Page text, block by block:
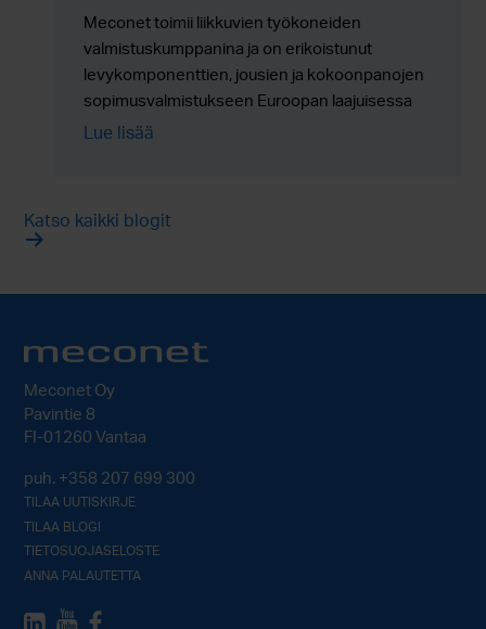
Meconet toimii liikkuvien työkoneiden
valmistuskumppanina ja on erikoistunut
levykomponenttien, jousien ja kokoonpanojen
sopimusvalmistukseen Euroopan laajuisessa
sarjatuotannossa.
Lue lisää
Katso kaikki blogit
Meconet Oy
Pavintie 8
FI-01260 Vantaa
puh. +358 207 699 300
TILAA UUTISKIRJE
TILAA BLOGI
TIETOSUOJASELOSTE
ANNA PALAUTETTA